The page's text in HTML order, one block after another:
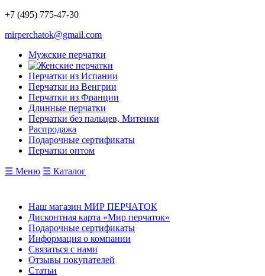
+7 (495) 775-47-30
mirperchatok@gmail.com
Мужские перчатки
Перчатки из Испании
Перчатки из Венгрии
Перчатки из Франции
Длинные перчатки
Перчатки без пальцев, Митенки
Распродажа
Подарочные сертификаты
Перчатки оптом
☰ Меню ☰ Каталог
Наш магазин МИР ПЕРЧАТОК
Дисконтная карта «Мир перчаток»
Подарочные сертификаты
Информация о компании
Связаться с нами
Отзывы покупателей
Статьи